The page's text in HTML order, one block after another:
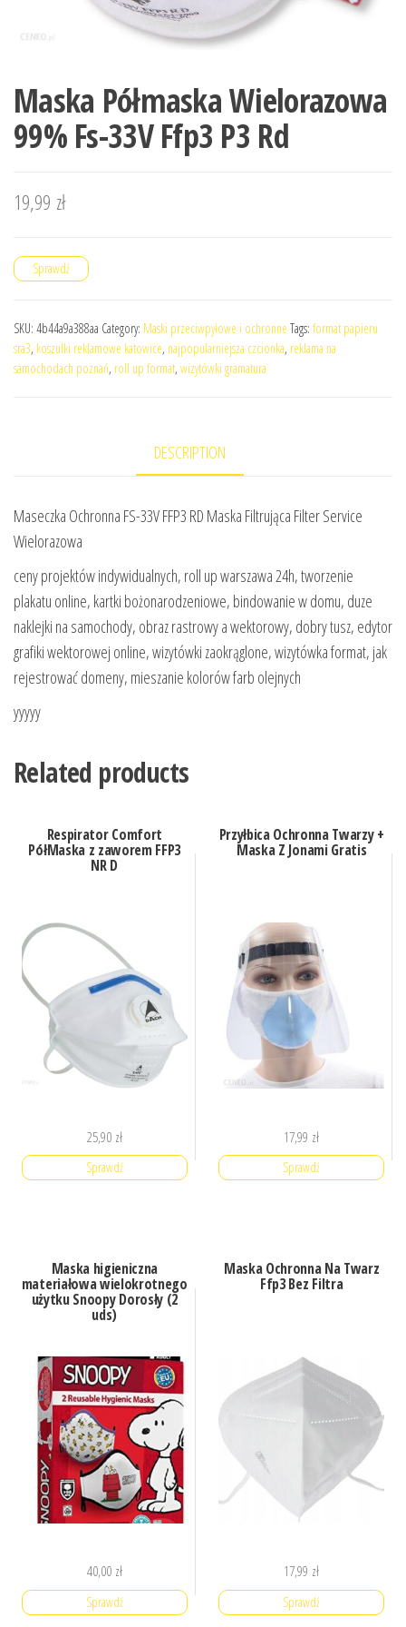
Maska Półmaska Wielorazowa
99% Fs-33V Ffp3 P3 Rd
19,99 zł
Sprawdź
SKU: 4b44a9a388aa Category: Maski przeciwpyłowe i ochronne Tags: format papieru
sra3, koszulki reklamowe katowice, najpopularniejsza czcionka, reklama na
samochodach poznań, roll up format, wizytówki gramatura
DESCRIPTION
Maseczka Ochronna FS-33V FFP3 RD Maska Filtrująca Filter Service
Wielorazowa
ceny projektów indywidualnych, roll up warszawa 24h, tworzenie
plakatu online, kartki bożonarodzeniowe, bindowanie w domu, duze
naklejki na samochody, obraz rastrowy a wektorowy, dobry tusz, edytor
grafiki wektorowej online, wizytówki zaokrąglone, wizytówka format, jak
rejestrować domeny, mieszanie kolorów farb olejnych
yyyyy
Related products
Respirator Comfort
PółMaska z zaworem FFP3
NR D
25,90 zł
Sprawdź
Przyłbica Ochronna Twarzy +
Maska Z Jonami Gratis
17,99 zł
Sprawdź
Maska higieniczna
materiałowa wielokrotnego
użytku Snoopy Dorosły (2
uds)
40,00 zł
Sprawdź
Maska Ochronna Na Twarz
Ffp3 Bez Filtra
17,99 zł
Sprawdź